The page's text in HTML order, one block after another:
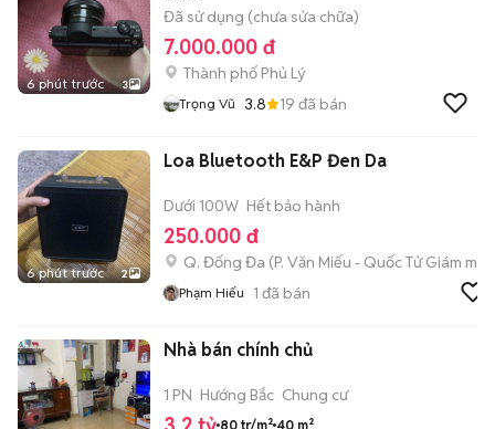
6 phút trước 3
Đã sử dụng (chưa sửa chữa)
7.000.000 đ
Thành phố Phủ Lý
Trọng Vũ 3.8 19 đã bán
6 phút trước 2
Loa Bluetooth E&P Đen Da
Dưới 100W Hết bảo hành
250.000 đ
Q. Đống Đa (P. Văn Miếu - Quốc Tử Giám mới)
Phạm Hiếu 1 đã bán
Nhà bán chính chủ
1 PN Hướng Bắc Chung cư
80 tr/m² 40 m²